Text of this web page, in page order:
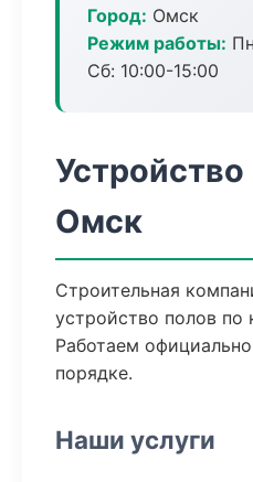
Город: Омск
Режим работы:
Сб: 10:00-15:00
Устройство
Омск
Строительная
устройство полов по
Работаем
порядке.
Наши услуги